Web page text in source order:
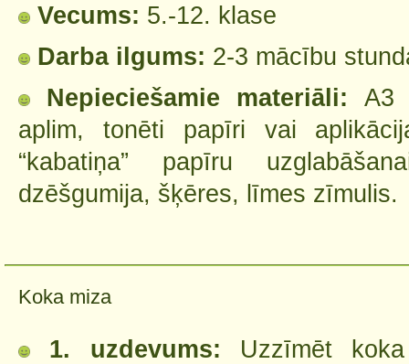
Vecums: 5.-12. klase
Darba ilgums: 2-3 mācību
Nepieciešamie materiāli: A3
aplim, tonēti papīri vai
“kabatiņa” papīru
dzēšgumija, šķēres, līmes zīmulis.
Koka miza
1. uzdevums: Uzzīmēt